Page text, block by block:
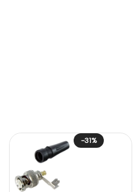
-31%